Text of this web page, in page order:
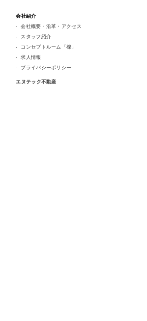
会社紹介
会社概要・沿革・アクセス
スタッフ紹介
コンセプトルーム「檪」
求人情報
プライバシーポリシー
エヌテック不動産